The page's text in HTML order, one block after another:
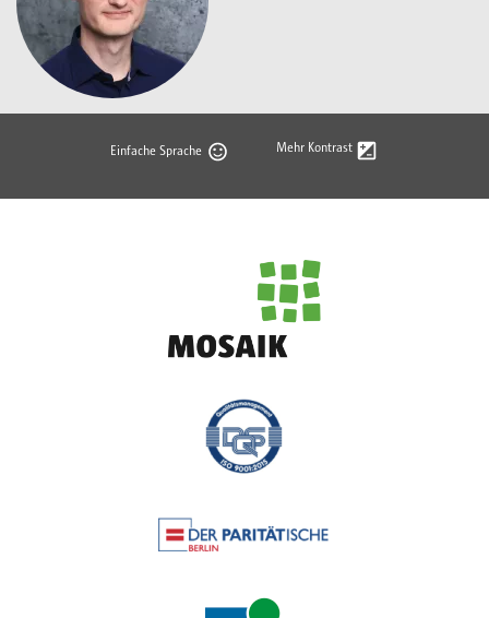
Einfache Sprache Mehr Kontrast